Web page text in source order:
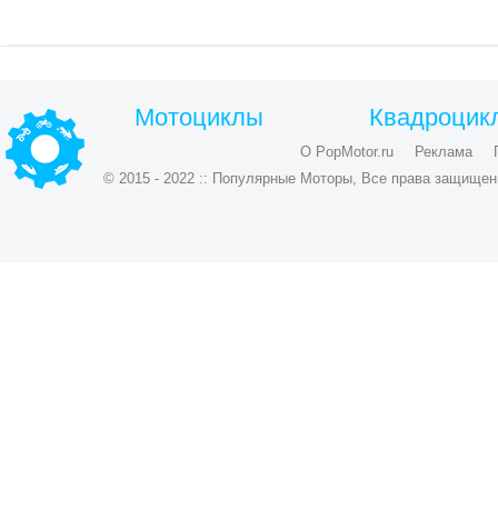
Мотоциклы
О PopMotor.ru Реклама
© 2015 - 2022 :: Популярные Моторы, Все права